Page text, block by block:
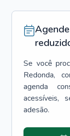
Se você
Redonda,
agenda
acessíveis,
adesão.